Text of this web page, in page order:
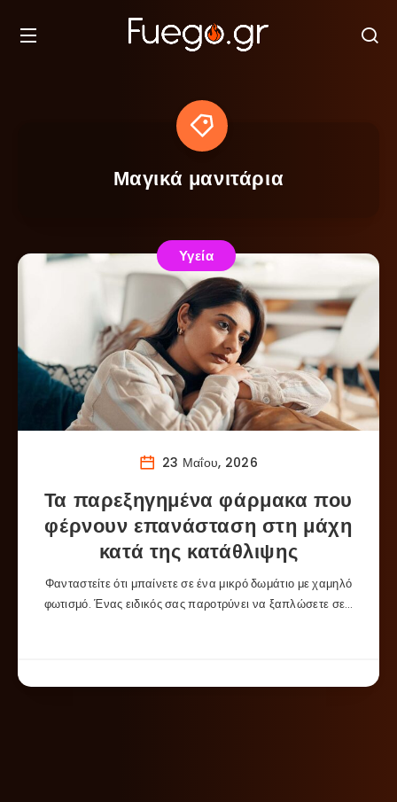
Μαγικά μανιτάρια
Υγεία
23 Μαΐου, 2026
Τα παρεξηγημένα φάρμακα που
φέρνουν επανάσταση στη μάχη
κατά της κατάθλιψης
Φανταστείτε ότι μπαίνετε σε ένα μικρό δωμάτιο με χαμηλό
φωτισμό. Ένας ειδικός σας παροτρύνει να ξαπλώσετε σε…